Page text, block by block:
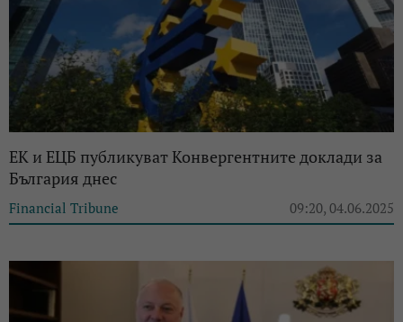
ЕК и ЕЦБ публикуват Конвергентните доклади за
България днес
Financial Tribune 09:20, 04.06.2025